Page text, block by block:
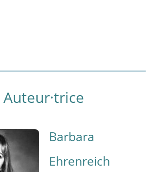
Auteur·trice
Barbara
Ehrenreich